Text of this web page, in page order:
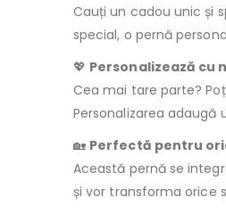
Cauți un cadou unic și
special, o pernă
💖 Personalizează cu
Cea mai tare parte?
Personalizarea
🏡 Perfectă pentru
Această pernă se
și vor transforma orice